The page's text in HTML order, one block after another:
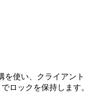
使い、クライアント
ロックを保持します。